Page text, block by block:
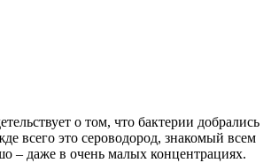
о том, что бактерии добрались
всего это сероводород, знакомый всем
– даже в очень малых концентрациях.